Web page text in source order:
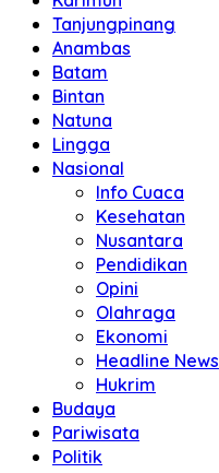
Tanjungpinang
Anambas
Batam
Bintan
Natuna
Lingga
Nasional
Info Cuaca
Kesehatan
Nusantara
Pendidikan
Opini
Olahraga
Ekonomi
Headline News
Hukrim
Budaya
Pariwisata
Politik